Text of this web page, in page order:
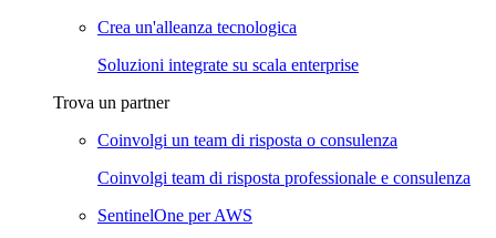
Crea un'alleanza tecnologica
Soluzioni integrate su scala enterprise
Trova un partner
Coinvolgi un team di risposta o consulenza
Coinvolgi team di risposta professionale e consulenza
SentinelOne per AWS